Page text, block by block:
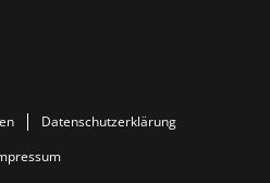
Datenschutzerklärung